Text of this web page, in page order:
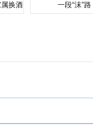
换酒
一段“沫”路